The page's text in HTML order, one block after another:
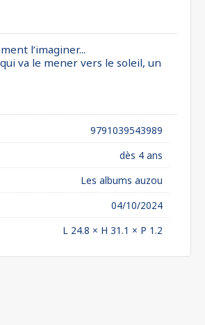
l’imaginer...
va le mener vers le soleil, un
9791039543989
dès 4 ans
Les albums auzou
04/10/2024
L 24.8 × H 31.1 × P 1.2